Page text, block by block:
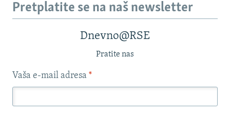
Pretplatite se na naš newsletter
Dnevno@RSE
Pratite nas
Vaša e-mail adresa *